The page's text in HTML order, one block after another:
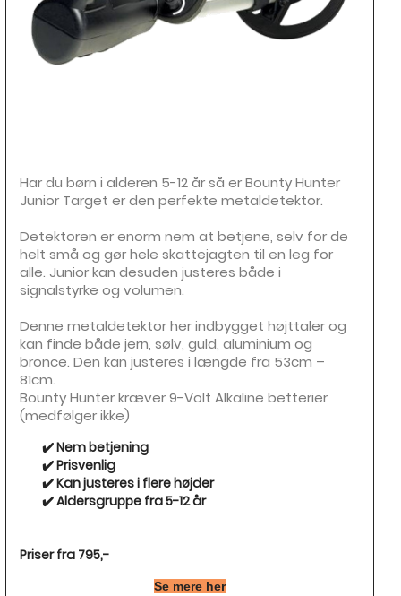
Har du børn i alderen 5-12 år så er Bounty Hunter
Junior Target er den perfekte metaldetektor.
Detektoren er enorm nem at betjene, selv for de
helt små og gør hele skattejagten til en leg for
alle. Junior kan desuden justeres både i
signalstyrke og volumen.
Denne metaldetektor her indbygget højttaler og
kan finde både jern, sølv, guld, aluminium og
bronce. Den kan justeres i længde fra 53cm –
81cm.
Bounty Hunter kræver 9-Volt Alkaline betterier
(medfølger ikke)
✔️ Nem betjening
✔️ Prisvenlig
✔️ Kan justeres i flere højder
✔️ Aldersgruppe fra 5-12 år
Priser fra 795,-
Se mere her